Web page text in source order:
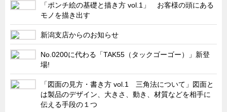
Before After
隠れた名品
旬の野菜とタキゲン製品
PICK UP NEWS
ポンチ絵の基礎と描き方
図面の見方・書き方
キャビネット工業会規格「CA300」集中講義
「ポンチ絵の基礎と描き方 vol.1」 お客様の頭にある
モノを描き出す
新潟支店からのお知らせ
No.0200に代わる「TAK55（タックゴーゴー）」新登
場!
「図面の見方・書き方 vol.1 三角法について」図面と
は製品のデザイン、大きさ、動き、材質などを相手に
伝える手段の１つ